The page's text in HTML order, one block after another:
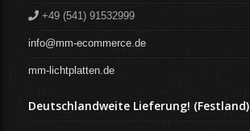
+49 (541) 91532999
info@mm-ecommerce.de
mm-lichtplatten.de
Deutschlandweite Lieferung! (Festland)